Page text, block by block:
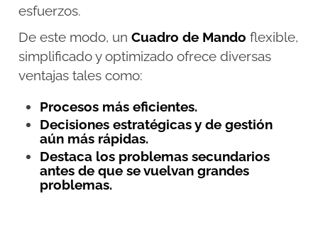
esfuerzos.
De este modo, unCuadro de Mando flexible,
simplificado y optimizado ofrece diversas
ventajas tales como:
Procesos más eficientes.
Decisiones estratégicas y de gestión
aún más rápidas.
Destaca los problemas secundarios
antes de que se vuelvan grandes
problemas.